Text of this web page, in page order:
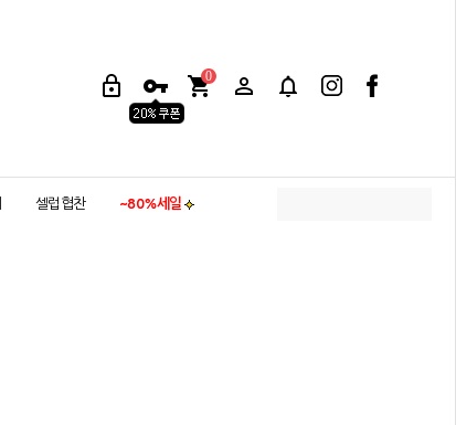
0
셀럽협찬 ~80%세일